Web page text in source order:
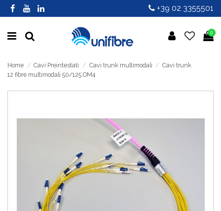
+39 02 3355501
0
Home Cavi Preintestati Cavi trunk multimodali
Cavi trunk
12 fibre multimodali 50/125 OM4